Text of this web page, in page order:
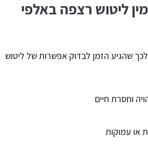
ליטוש רצפה באלפי
שהגיע הזמן לבדוק אפשרות של ליטוש
וחסרת חיים
או עמוקות